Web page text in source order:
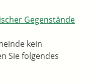
Gegenstände
kein
Sie folgendes